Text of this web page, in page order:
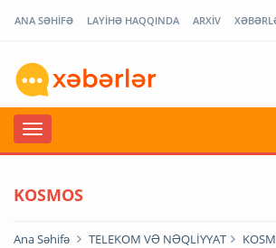
ANA SƏHİFƏ LAYİHƏ HAQQINDA ARXİV
KOSMOS
Ana Səhifə TELEKOM VƏ NƏQLİYYAT